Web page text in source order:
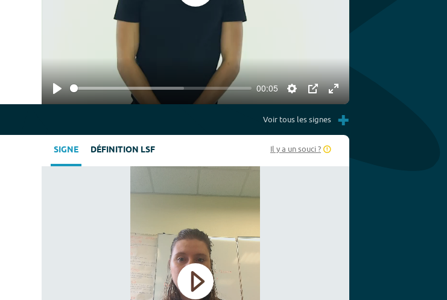
Play
00:05
Settings
PIP Enter
fullscreen
Voir tous les signes +
SIGNE DÉFINITION LSF Il y a un souci ?
Play